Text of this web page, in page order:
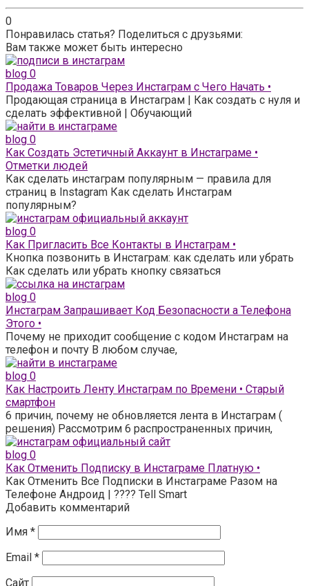
0
Понравилась статья? Поделиться с друзьями:
Вам также может быть интересно
blog 0
Продажа Товаров Через Инстаграм с Чего Начать •
Продающая страница в Инстаграм | Как создать с нуля и
сделать эффективной | Обучающий
blog 0
Как Создать Эстетичный Аккаунт в Инстаграме •
Отметки людей
Как сделать инстаграм популярным — правила для
страниц в Instagram Как сделать Инстаграм
популярным?
blog 0
Как Пригласить Все Контакты в Инстаграм •
Кнопка позвонить в Инстаграм: как сделать или убрать
Как сделать или убрать кнопку связаться
blog 0
Инстаграм Запрашивает Код Безопасности а Телефона
Этого •
Почему не приходит сообщение с кодом Инстаграм на
телефон и почту В любом случае,
blog 0
Как Настроить Ленту Инстаграм по Времени • Старый
смартфон
6 причин, почему не обновляется лента в Инстаграм (
решения) Рассмотрим 6 распространенных причин,
blog 0
Как Отменить Подписку в Инстаграме Платную •
Как Отменить Все Подписки в Инстаграме Разом на
Телефоне Андроид | ???? Tell Smart
Добавить комментарий
Имя *
Email *
Сайт